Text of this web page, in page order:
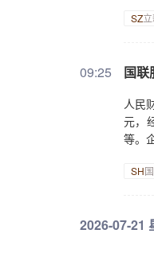
SZ
09:25 国联
人民
元，
等。
SH
2026-07-21